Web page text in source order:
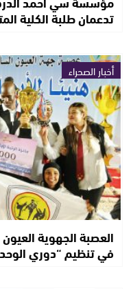
تدعمان طلبة الكلية
أخبار الصحراء
العصبة الجهوية العيون
في تنظيم “دوري